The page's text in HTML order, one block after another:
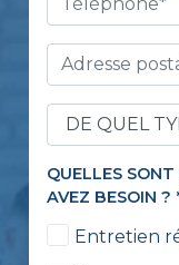
QUELLES
AVEZ BESOIN ?
Entretien